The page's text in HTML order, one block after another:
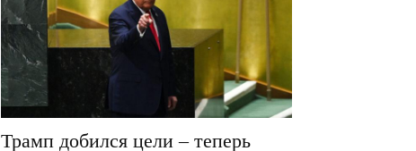
Трамп добился цели – теперь